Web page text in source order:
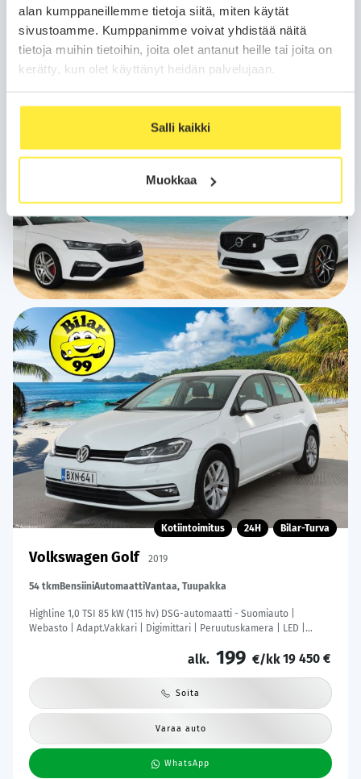
alan kumppaneillemme tietoja siitä, miten käytät
sivustoamme. Kumppanimme voivat yhdistää näitä
tietoja muihin tietoihin, joita olet antanut heille tai joita on
kerätty, kun olet käyttänyt heidän palvelujaan.
Salli kaikki
Muokkaa
itsellesi huippudiili ennen kuin parhaat viedään
käsistä. Tee kesän paras autodiili nyt ja kysy tarjous
suosikkimallistasi jo tänään!
Kotiintoimitus 24H Bilar-Turva
Volkswagen Golf 2019
54 tkmBensiiniAutomaattiVantaa, Tuupakka
Highline 1,0 TSI 85 kW (115 hv) DSG-automaatti - Suomiauto |
Webasto | Adapt.Vakkari | Digimittari | Peruutuskamera | LED |
alk. 199 €/kk19 450 €
Soita
Varaa auto
WhatsApp